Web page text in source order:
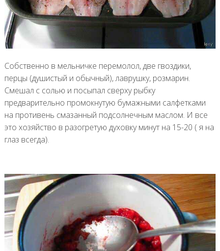
Собственно в мельничке перемолол, две гвоздики,
перцы (душистый и обычный), лаврушку, розмарин.
Смешал с солью и посыпал сверху рыбку
предварительно промокнутую бумажными салфетками
на противень смазанный подсолнечным маслом. И все
это хозяйство в разогретую духовку минут на 15-20 ( я на
глаз всегда).